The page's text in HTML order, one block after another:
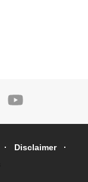
Disclaimer